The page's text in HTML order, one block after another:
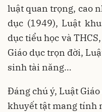
luật quan trọng, cao
dục (1949), Luật
dục tiểu học và
Giáo dục trọn đời,
sinh tài năng…
Đáng chú ý, Luật
khuyết tật mang tính